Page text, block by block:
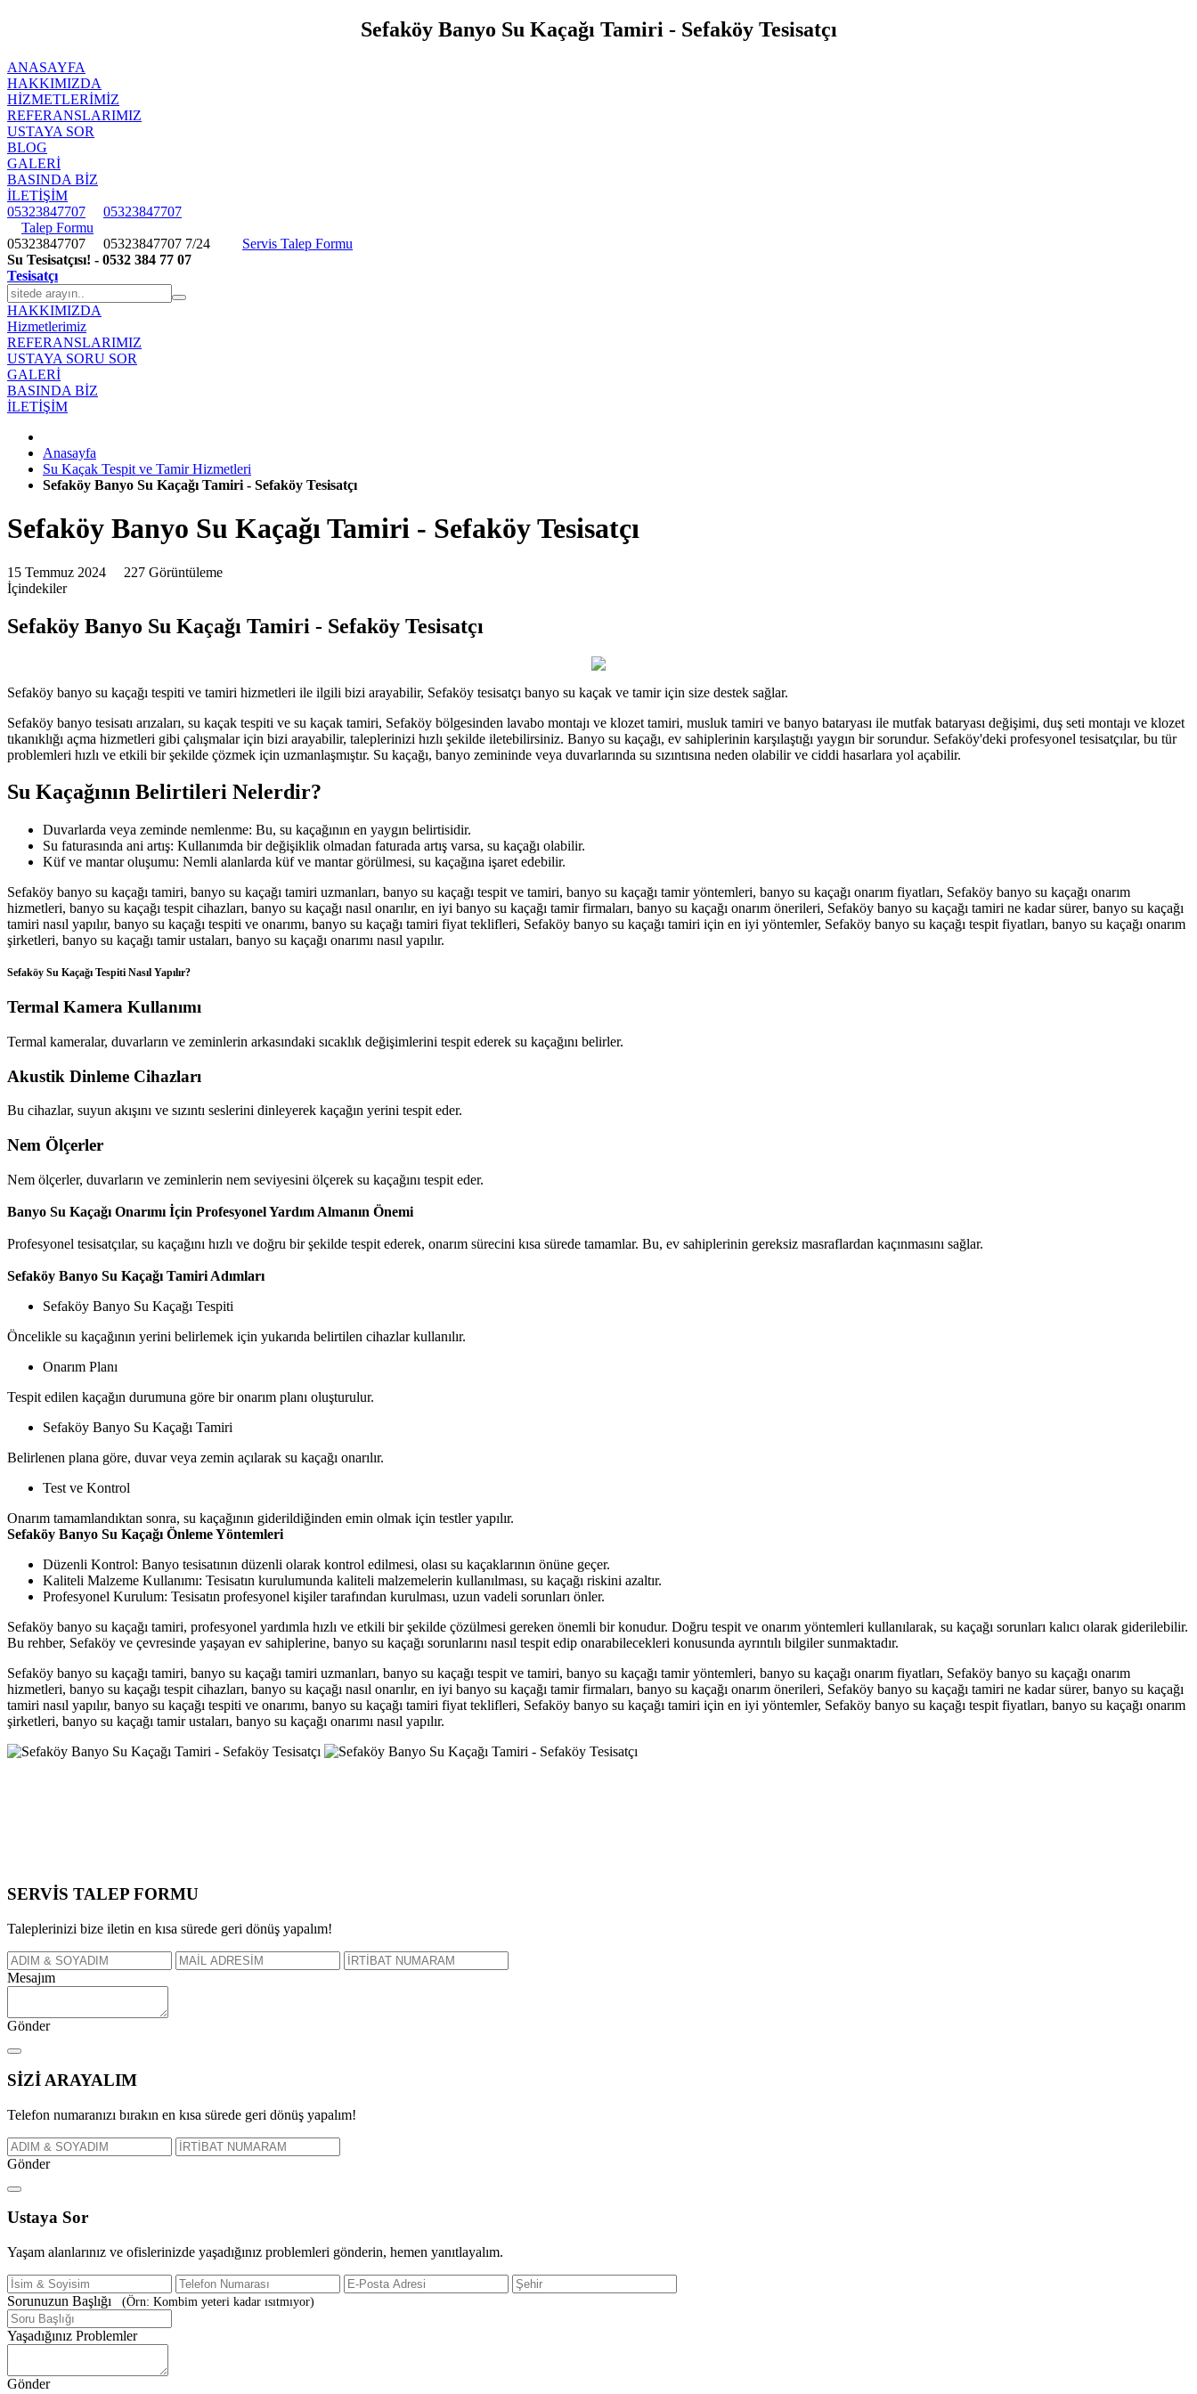
Sefaköy Banyo Su Kaçağı Tamiri - Sefaköy Tesisatçı
ANASAYFA
HAKKIMIZDA
HIZMETLERIMIZ
REFERANSLARIMIZ
USTAYA SOR
BLOG
GALERİ
BASINDA BİZ
İLETİŞİM
05323847707
05323847707
Talep Formu
05323847707 05323847707 7/24
Servis Talep Formu
Su Tesisatçısı! - 0532 384 77 07
Tesisatçı
HAKKIMIZDA
Hizmetlerimiz
REFERANSLARIMIZ
USTAYA SORU SOR
GALERİ
BASINDA BİZ
İLETİŞİM
Anasayfa
Su Kaçak Tespit ve Tamir Hizmetleri
Sefaköy Banyo Su Kaçağı Tamiri - Sefaköy Tesisatçı
Sefaköy Banyo Su Kaçağı Tamiri - Sefaköy Tesisatçı
15 Temmuz 2024 227 Görüntüleme
İçindekiler
Sefaköy Banyo Su Kaçağı Tamiri - Sefaköy Tesisatçı
Sefaköy banyo su kaçağı tespiti ve tamiri hizmetleri ile ilgili bizi arayabilir, Sefaköy tesisatçı banyo su kaçak ve tamir için size destek sağlar.
Sefaköy banyo tesisatı arızaları, su kaçak tespiti ve su kaçak tamiri, Sefaköy bölgesinden lavabo montajı ve klozet tamiri, musluk tamiri ve banyo bataryası ile mutfak bataryası değişimi, duş seti montajı ve klozet
tıkanıklığı açma hizmetleri gibi çalışmalar için bizi arayabilir, taleplerinizi hızlı şekilde iletebilirsiniz. Banyo su kaçağı, ev sahiplerinin karşılaştığı yaygın bir sorundur. Sefaköy'deki profesyonel tesisatçılar, bu tür
problemleri hızlı ve etkili bir şekilde çözmek için uzmanlaşmıştır. Su kaçağı, banyo zemininde veya duvarlarında su sızıntısına neden olabilir ve ciddi hasarlara yol açabilir.
Su Kaçağının Belirtileri Nelerdir?
Duvarlarda veya zeminde nemlenme: Bu, su kaçağının en yaygın belirtisidir.
Su faturasında ani artış: Kullanımda bir değişiklik olmadan faturada artış varsa, su kaçağı olabilir.
Küf ve mantar oluşumu: Nemli alanlarda küf ve mantar görülmesi, su kaçağına işaret edebilir.
Sefaköy banyo su kaçağı tamiri, banyo su kaçağı tamiri uzmanları, banyo su kaçağı tespit ve tamiri, banyo su kaçağı tamir yöntemleri, banyo su kaçağı onarım fiyatları, Sefaköy banyo su kaçağı onarım
hizmetleri, banyo su kaçağı tespit cihazları, banyo su kaçağı nasıl onarılır, en iyi banyo su kaçağı tamir firmaları, banyo su kaçağı onarım önerileri, Sefaköy banyo su kaçağı tamiri ne kadar sürer, banyo su kaçağı
tamiri nasıl yapılır, banyo su kaçağı tespiti ve onarımı, banyo su kaçağı tamiri fiyat teklifleri, Sefaköy banyo su kaçağı tamiri için en iyi yöntemler, Sefaköy banyo su kaçağı tespit fiyatları, banyo su kaçağı onarım
şirketleri, banyo su kaçağı tamir ustaları, banyo su kaçağı onarımı nasıl yapılır.
Sefaköy Su Kaçağı Tespiti Nasıl Yapılır?
Termal Kamera Kullanımı
Termal kameralar, duvarların ve zeminlerin arkasındaki sıcaklık değişimlerini tespit ederek su kaçağını belirler.
Akustik Dinleme Cihazları
Bu cihazlar, suyun akışını ve sızıntı seslerini dinleyerek kaçağın yerini tespit eder.
Nem Ölçerler
Nem ölçerler, duvarların ve zeminlerin nem seviyesini ölçerek su kaçağını tespit eder.
Banyo Su Kaçağı Onarımı İçin Profesyonel Yardım Almanın Önemi
Profesyonel tesisatçılar, su kaçağını hızlı ve doğru bir şekilde tespit ederek, onarım sürecini kısa sürede tamamlar. Bu, ev sahiplerinin gereksiz masraflardan kaçınmasını sağlar.
Sefaköy Banyo Su Kaçağı Tamiri Adımları
Sefaköy Banyo Su Kaçağı Tespiti
Öncelikle su kaçağının yerini belirlemek için yukarıda belirtilen cihazlar kullanılır.
Onarım Planı
Tespit edilen kaçağın durumuna göre bir onarım planı oluşturulur.
Sefaköy Banyo Su Kaçağı Tamiri
Belirlenen plana göre, duvar veya zemin açılarak su kaçağı onarılır.
Test ve Kontrol
Onarım tamamlandıktan sonra, su kaçağının giderildiğinden emin olmak için testler yapılır.
Sefaköy Banyo Su Kaçağı Önleme Yöntemleri
Düzenli Kontrol: Banyo tesisatının düzenli olarak kontrol edilmesi, olası su kaçaklarının önüne geçer.
Kaliteli Malzeme Kullanımı: Tesisatın kurulumunda kaliteli malzemelerin kullanılması, su kaçağı riskini azaltır.
Profesyonel Kurulum: Tesisatın profesyonel kişiler tarafından kurulması, uzun vadeli sorunları önler.
Sefaköy banyo su kaçağı tamiri, profesyonel yardımla hızlı ve etkili bir şekilde çözülmesi gereken önemli bir konudur. Doğru tespit ve onarım yöntemleri kullanılarak, su kaçağı sorunları kalıcı olarak giderilebilir.
Bu rehber, Sefaköy ve çevresinde yaşayan ev sahiplerine, banyo su kaçağı sorunlarını nasıl tespit edip onarabilecekleri konusunda ayrıntılı bilgiler sunmaktadır.
Sefaköy banyo su kaçağı tamiri, banyo su kaçağı tamiri uzmanları, banyo su kaçağı tespit ve tamiri, banyo su kaçağı tamir yöntemleri, banyo su kaçağı onarım fiyatları, Sefaköy banyo su kaçağı onarım
hizmetleri, banyo su kaçağı tespit cihazları, banyo su kaçağı nasıl onarılır, en iyi banyo su kaçağı tamir firmaları, banyo su kaçağı onarım önerileri, Sefaköy banyo su kaçağı tamiri ne kadar sürer, banyo su kaçağı
tamiri nasıl yapılır, banyo su kaçağı tespiti ve onarımı, banyo su kaçağı tamiri fiyat teklifleri, Sefaköy banyo su kaçağı tamiri için en iyi yöntemler, Sefaköy banyo su kaçağı tespit fiyatları, banyo su kaçağı onarım
şirketleri, banyo su kaçağı tamir ustaları, banyo su kaçağı onarımı nasıl yapılır.
SERVİS TALEP FORMU
Taleplerinizi bize iletin en kısa sürede geri dönüş yapalım!
Mesajım
Gönder
SİZİ ARAYALIM
Telefon numaranızı bırakın en kısa sürede geri dönüş yapalım!
Gönder
Ustaya Sor
Yaşam alanlarınız ve ofislerinizde yaşadığınız problemleri gönderin, hemen yanıtlayalım.
Sorunuzun Başlığı (Örn: Kombim yeteri kadar ısıtmıyor)
Yaşadığınız Problemler
Gönder